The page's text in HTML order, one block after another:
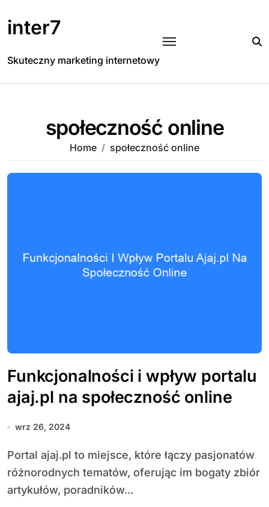
to
content
inter7
Skuteczny marketing internetowy
społeczność online
Home społeczność online
Funkcjonalności i wpływ portalu
ajaj.pl na społeczność online
wrz 26, 2024
Portal ajaj.pl to miejsce, które łączy pasjonatów
różnorodnych tematów, oferując im bogaty zbiór
artykułów, poradników...